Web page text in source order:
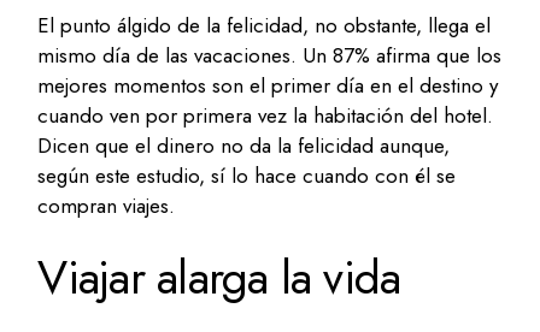
El punto álgido de la felicidad, no obstante, llega el
mismo día de las vacaciones. Un 87% afirma que los
mejores momentos son el primer día en el destino y
cuando ven por primera vez la habitación del hotel.
Dicen que el dinero no da la felicidad aunque,
según este estudio, sí lo hace cuando con él se
compran viajes.
Viajar alarga la vida